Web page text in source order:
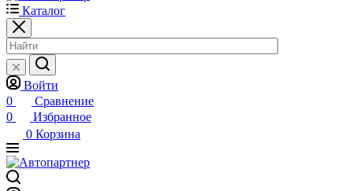
Каталог
Войти
0
Сравнение
0
Избранное
0 Корзина